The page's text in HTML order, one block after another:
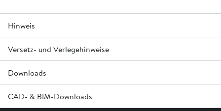
Hinweis
Auf Bestellung mitCO2-reduziertem Bindemittel Oulesse
erhältlich.
Nr. J4042.
Versetz- und Verlegehinweise
maschinell verlegbar
Downloads
Merkblatt Kalkausblühungen bei Betonprodukten »
CAD- & BIM-Downloads